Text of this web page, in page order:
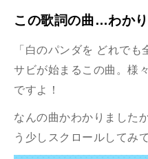
この歌詞の曲…わか
「白のパンダを どれで
サビが始まるこの曲。様
ですよ！
なんの曲かわかりました
う少しスクロールしてみ